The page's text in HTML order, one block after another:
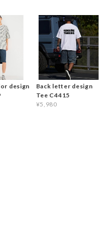
design
Back letter design
Tee C4415
¥5,980